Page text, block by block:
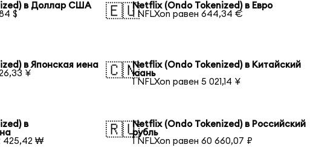
в Доллар США
$
🇪🇺Netflix (Ondo Tokenized) в Евро
1 NFLXon равен 644,34 €
в Японская иена
¥
🇨🇳Netflix (Ondo Tokenized) в Китайский
юань
1 NFLXon равен 5 021,14 ¥
в
425,42 ₩
🇷🇺Netflix (Ondo Tokenized) в Российский
рубль
1 NFLXon равен 60 660,07 ₽